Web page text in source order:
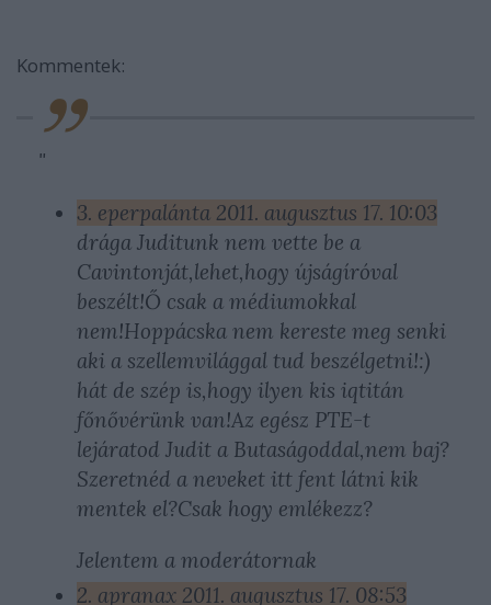
Kommentek:
"
3. eperpalánta 2011. augusztus 17. 10:03
drága Juditunk nem vette be a
Cavintonját,lehet,hogy újságíróval
beszélt!Ő csak a médiumokkal
nem!Hoppácska nem kereste meg senki
aki a szellemvilággal tud beszélgetni!:)
hát de szép is,hogy ilyen kis iqtitán
főnővérünk van!Az egész PTE-t
lejáratod Judit a Butaságoddal,nem baj?
Szeretnéd a neveket itt fent látni kik
mentek el?Csak hogy emlékezz?
Jelentem a moderátornak
2. apranax 2011. augusztus 17. 08:53